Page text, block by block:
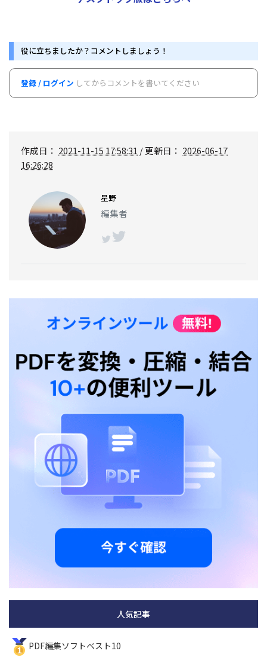
役に立ちましたか？コメントしましょう！
登録 / ログイン してからコメントを書いてください
作成日： 2021-11-15 17:58:31 / 更新日： 2026-06-17
16:26:28
星野
編集者
人気記事
PDF編集ソフトベスト10